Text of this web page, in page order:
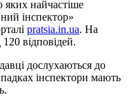
яких найчастіше
інспектор»
pratsia.in.ua. На
відповідей.
дослухаються до
інспектори мають